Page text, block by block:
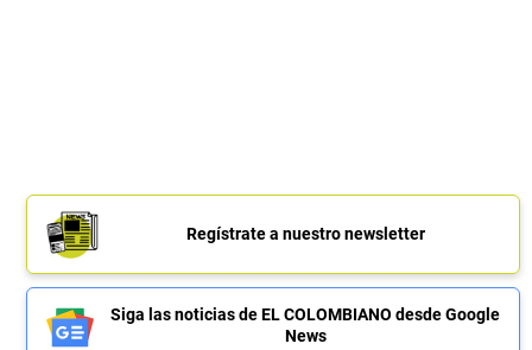
Regístrate a nuestro newsletter
Siga las noticias de EL COLOMBIANO desde Google
News